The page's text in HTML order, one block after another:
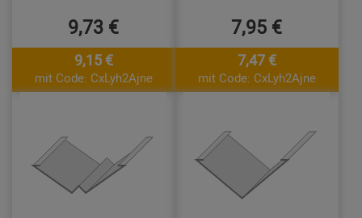
9,73 €
9,15 €
mit Code: CxLyh2Ajne
7,95 €
7,47 €
mit Code: CxLyh2Ajne